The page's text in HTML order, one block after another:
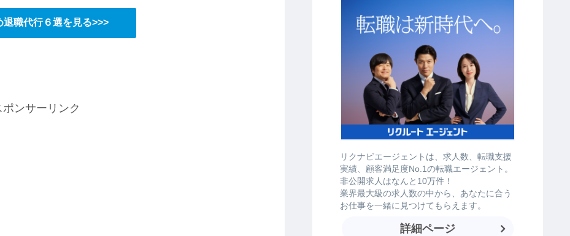
退職代行６選を見る>>>
ポンサーリンク
リクナビエージェントは、求人数、転職支援
実績、顧客満足度No.1の転職エージェント。
非公開求人はなんと10万件！
業界最大級の求人数の中から、あなたに合う
お仕事を一緒に見つけてもらえます。
詳細ページ